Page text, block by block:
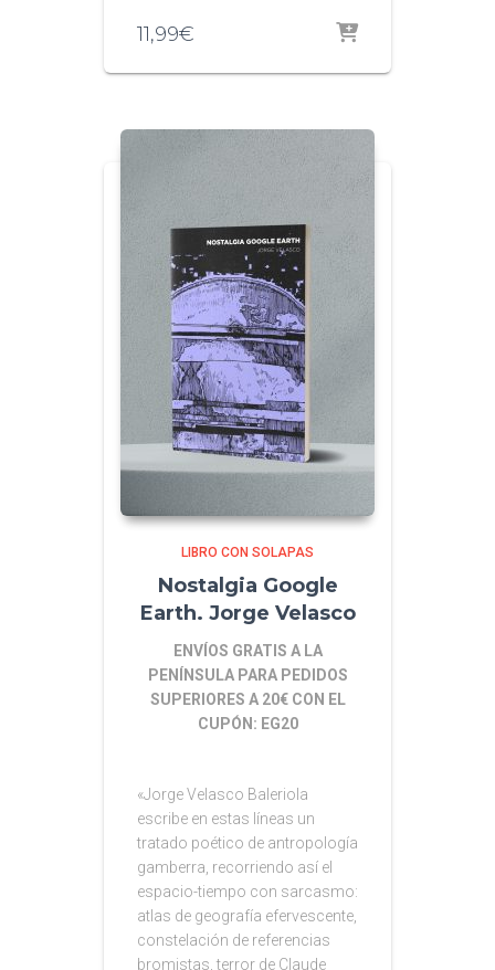
11,99€
LIBRO CON SOLAPAS
Nostalgia Google
Earth. Jorge Velasco
ENVÍOS GRATIS A LA
PENÍNSULA PARA PEDIDOS
SUPERIORES A 20€ CON EL
CUPÓN: EG20
«Jorge Velasco Baleriola
escribe en estas líneas un
tratado poético de antropología
gamberra, recorriendo así el
espacio-tiempo con sarcasmo:
atlas de geografía efervescente,
constelación de referencias
bromistas, terror de Claude